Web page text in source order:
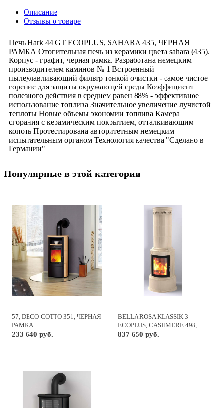
Описание
Отзывы о товаре
Печь Hark 44 GT ECOPLUS, SAHARA 435, ЧЕРНАЯ
РАМКА Отопительная печь из керамики цвета sahara (435).
Корпус - графит, черная рамка. Разработана немецким
производителем каминов № 1 Встроенный
пылеулавливающий фильтр тонкой очистки - самое чистое
горение для защиты окружающей среды Коэффициент
полезного действия в среднем равен 88% - эффективное
использование топлива Значительное увеличение лучистой
теплоты Новые объемы экономии топлива Камера
сгорания с керамическим покрытием, отталкивающим
копоть Протестирована авторитетным немецким
испытательным органом Технология качества "Сделано в
Германии"
Популярные в этой категории
57, DECO-COTTO 351, ЧЕРНАЯ
РАМКА
233 640 руб.
BELLA ROSA KLASSIK 3
ECOPLUS, CASHMERE 498,
ЧЕРНАЯ РАМКА
837 650 руб.